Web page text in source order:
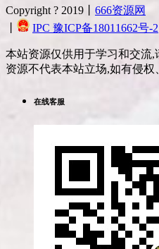
Copyright ? 2019丨 666资源网
IPC 豫ICP备18011662号-2
本站资源仅供用于学习和交流
资源不代表本站立场,如有侵
在线客服